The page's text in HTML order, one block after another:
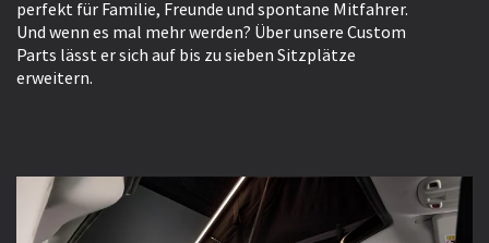
perfekt für Familie, Freunde und spontane Mitfahrer.
Und wenn es mal mehr werden? Über unsere Custom
Parts lässt er sich auf bis zu sieben Sitzplätze
erweitern.